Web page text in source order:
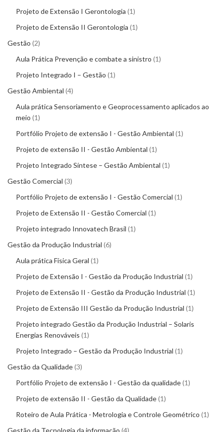
Projeto de Extensão I Gerontologia 1
Projeto de Extensão II Gerontologia 1
Gestão 2
Aula Prática Prevenção e combate a sinistro 1
Projeto Integrado I – Gestão 1
Gestão Ambiental 4
Aula prática Sensoriamento e Geoprocessamento aplicados ao
meio 1
Portfólio Projeto de extensão I - Gestão Ambiental 1
Projeto de extensão II - Gestão Ambiental 1
Projeto Integrado Síntese – Gestão Ambiental 1
Gestão Comercial 3
Portfólio Projeto de extensão I - Gestão Comercial 1
Projeto de Extensão II - Gestão Comercial 1
Projeto integrado Innovatech Brasil 1
Gestão da Produção Industrial 6
Aula prática Física Geral 1
Projeto de Extensão I - Gestão da Produção Industrial 1
Projeto de Extensão II - Gestão da Produção Industrial 1
Projeto de Extensão III Gestão da Produção Industrial 1
Projeto integrado Gestão da Produção Industrial – Solaris
Energias Renováveis 1
Projeto Integrado – Gestão da Produção Industrial 1
Gestão da Qualidade 3
Portfólio Projeto de extensão I - Gestão da qualidade 1
Projeto de extensão II - Gestão da Qualidade 1
Roteiro de Aula Prática - Metrologia e Controle Geométrico 1
Gestão da Tecnologia da informação 4